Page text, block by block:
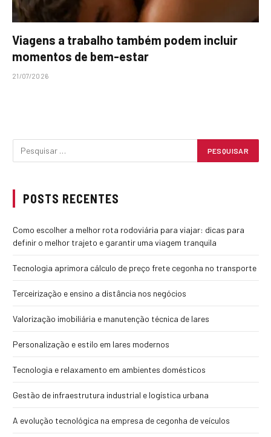
Viagens a trabalho também podem incluir
momentos de bem-estar
21/07/2026
POSTS RECENTES
Como escolher a melhor rota rodoviária para viajar: dicas para
definir o melhor trajeto e garantir uma viagem tranquila
Tecnologia aprimora cálculo de preço frete cegonha no transporte
Terceirização e ensino a distância nos negócios
Valorização imobiliária e manutenção técnica de lares
Personalização e estilo em lares modernos
Tecnologia e relaxamento em ambientes domésticos
Gestão de infraestrutura industrial e logística urbana
A evolução tecnológica na empresa de cegonha de veículos